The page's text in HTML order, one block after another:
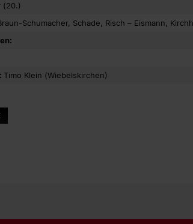
(20.)
Schumacher, Schade, Risch – Eismann,
Timo Klein (Wiebelskirchen)